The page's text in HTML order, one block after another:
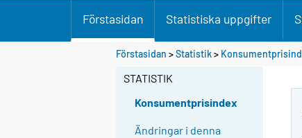
Förstasidan Statistiska uppgifter
Förstasidan >Statistik>
STATISTIK
Konsumentprisindex
Ändringar i denna